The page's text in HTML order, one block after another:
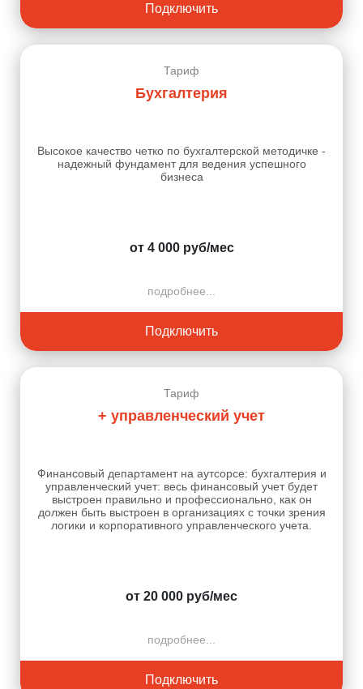
Подключить
Тариф
Бухгалтерия
Высокое качество четко по бухгалтерской методичке -
надежный фундамент для ведения успешного
бизнеса
от 4 000 руб/мес
подробнее...
Подключить
Тариф
+ управленческий учет
Финансовый департамент на аутсорсе: бухгалтерия и
управленческий учет: весь финансовый учет будет
выстроен правильно и профессионально, как он
должен быть выстроен в организациях с точки зрения
логики и корпоративного управленческого учета.
от 20 000 руб/мес
подробнее...
Подключить